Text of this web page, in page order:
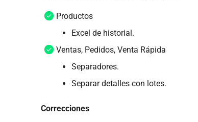
Productos
Excel de historial.
Ventas, Pedidos, Venta Rápida
Separadores.
Separar detalles con lotes.
Correcciones